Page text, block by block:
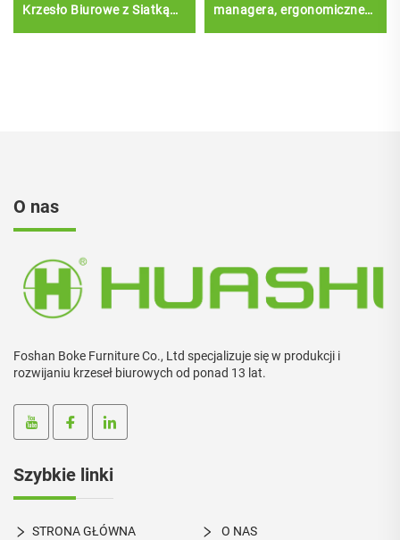
Krzesło Biurowe z Siatką
managera, ergonomiczne
O nas
Foshan Boke Furniture Co., Ltd specjalizuje się w produkcji i
rozwijaniu krzeseł biurowych od ponad 13 lat.
Szybkie linki
STRONA GŁÓWNA O NAS